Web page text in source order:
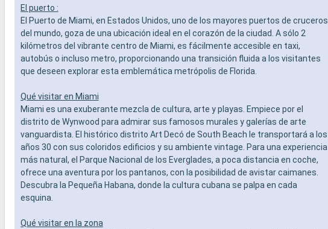
El puerto :
El Puerto de Miami, en Estados Unidos, uno de los mayores puertos de cruceros
del mundo, goza de una ubicación ideal en el corazón de la ciudad. A sólo 2
kilómetros del vibrante centro de Miami, es fácilmente accesible en taxi,
autobús o incluso metro, proporcionando una transición fluida a los visitantes
que deseen explorar esta emblemática metrópolis de Florida.
Qué visitar en Miami
Miami es una exuberante mezcla de cultura, arte y playas. Empiece por el
distrito de Wynwood para admirar sus famosos murales y galerías de arte
vanguardista. El histórico distrito Art Decó de South Beach le transportará a los
años 30 con sus coloridos edificios y su ambiente vintage. Para una experiencia
más natural, el Parque Nacional de los Everglades, a poca distancia en coche,
ofrece una aventura por los pantanos, con la posibilidad de avistar caimanes.
Descubra la Pequeña Habana, donde la cultura cubana se palpa en cada
esquina.
Qué visitar en la zona